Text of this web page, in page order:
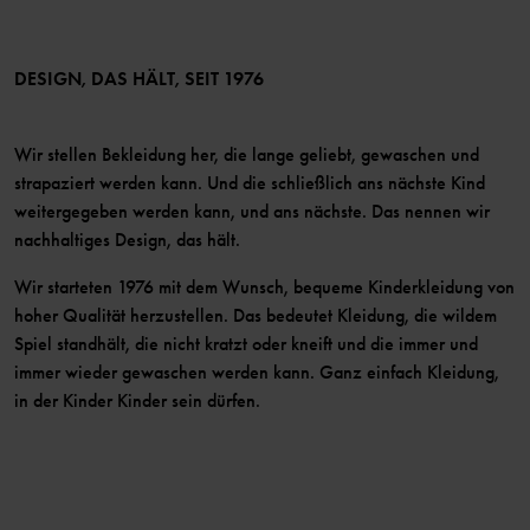
Mitglied werden
DESIGN, DAS HÄLT, SEIT 1976
Wir stellen Bekleidung her, die lange geliebt, gewaschen und
strapaziert werden kann. Und die schließlich ans nächste Kind
weitergegeben werden kann, und ans nächste. Das nennen wir
nachhaltiges Design, das hält.
Wir starteten 1976 mit dem Wunsch, bequeme Kinderkleidung von
hoher Qualität herzustellen. Das bedeutet Kleidung, die wildem
Spiel standhält, die nicht kratzt oder kneift und die immer und
immer wieder gewaschen werden kann. Ganz einfach Kleidung,
in der Kinder Kinder sein dürfen.